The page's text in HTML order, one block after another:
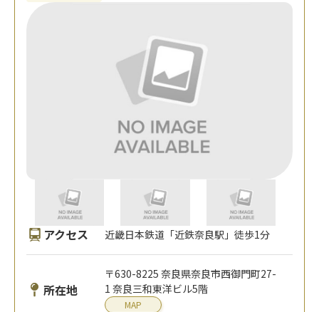
アクセス 近畿日本鉄道「近鉄奈良駅」徒歩1分
所在地
〒630-8225 奈良県奈良市西御門町27-
1 奈良三和東洋ビル5階
MAP